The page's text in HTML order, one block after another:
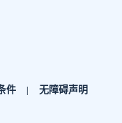
件 无障碍声明